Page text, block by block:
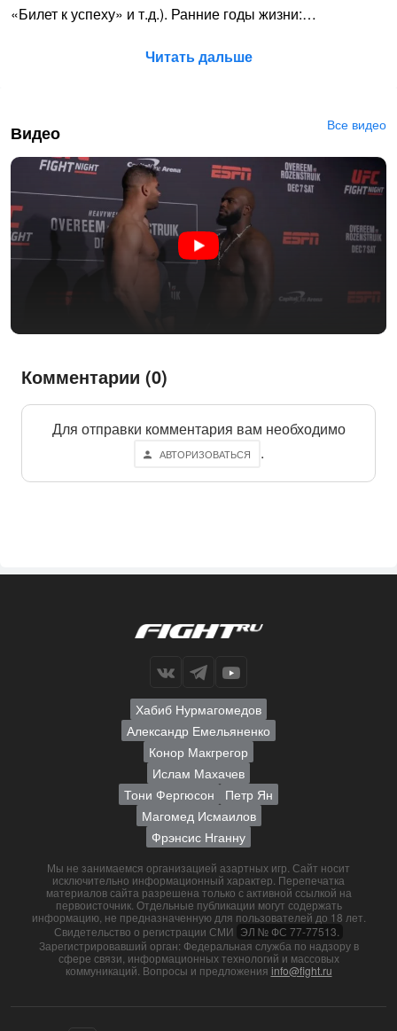
«Билет к успеху» и т.д.). Ранние годы жизни:…
Читать дальше
Видео Все видео
Комментарии (0)
Для отправки комментария вам необходимо
АВТОРИЗОВАТЬСЯ .
Хабиб Нурмагомедов
Александр Емельяненко
Конор Макгрегор
Ислам Махачев
Тони Фергюсон
Петр Ян
Магомед Исмаилов
Фрэнсис Нганну
Мы не занимаемся организацией азартных игр. Сайт носит
исключительно информационный характер. Перепечатка
материалов сайта разрешена только с активной ссылкой на
первоисточник. Отдельные публикации могут содержать
информацию, не предназначенную для пользователей до 18 лет.
Свидетельство о регистрации СМИ ЭЛ № ФС 77-77513.
Зарегистрировавший орган: Федеральная служба по надзору в
сфере связи, информационных технологий и массовых
коммуникаций. Вопросы и предложения info@fight.ru